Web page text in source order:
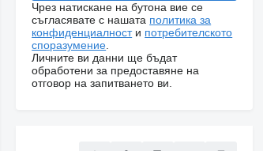
Чрез натискане на бутона вие се
съгласявате с нашата политика за
конфиденциалности потребителското
споразумение
Личните ви данни ще бъдат
обработени за предоставяне на
отговор на запитването ви.